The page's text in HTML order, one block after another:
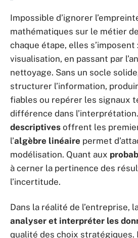
Impossible d’ignorer
mathématiques sur le métier de
chaque étape, elles
visualisation, en passant par
nettoyage. Sans un socle
structurer l’information,
fiables ou repérer les signaux
différence dans
descriptives offrent les
l’algèbre linéaire permet
modélisation. Quant aux
à cerner la pertinence des
l’incertitude.
Dans la réalité de l’entreprise,
analyser et interpréter les
qualité des choix stratégiques.